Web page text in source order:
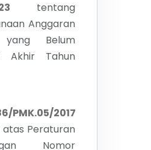
tentang
Anggaran
Belum
Akhir Tahun
PMK.05/2017
atas Peraturan
Nomor